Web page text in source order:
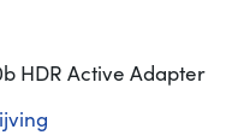
HDR Active Adapter